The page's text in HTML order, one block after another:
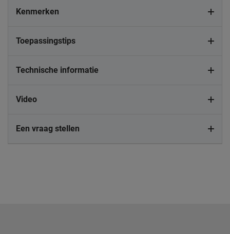
Kenmerken
Toepassingstips
Technische informatie
Video
Een vraag stellen